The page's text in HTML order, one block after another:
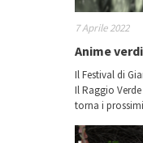
7 Aprile 2022
Anime
Il Festival di
Il Raggio
torna i prossimi